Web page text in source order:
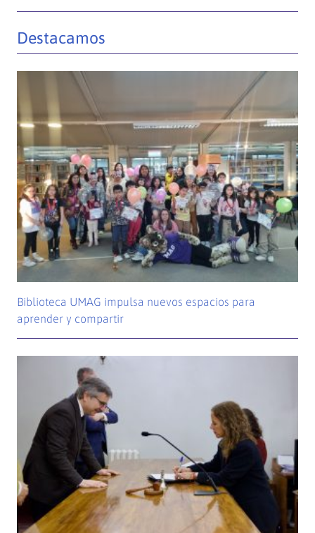
Destacamos
Biblioteca UMAG impulsa nuevos espacios para
aprender y compartir